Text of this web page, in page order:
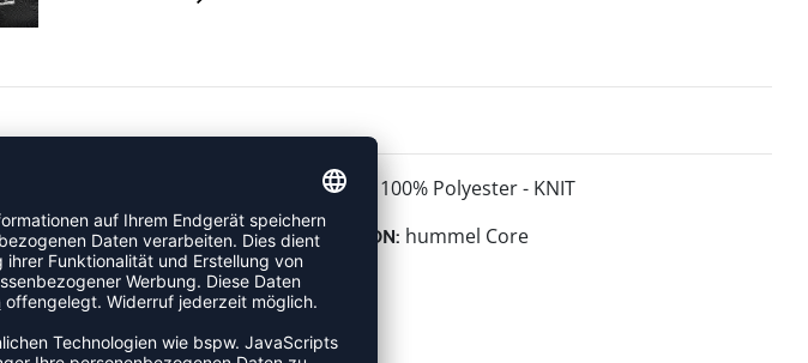
Dieses Modell ist speziell
und Tragekomfort in den
MATERIAL: 100% Polyester - KNIT
KOLLEKTION: hummel Core